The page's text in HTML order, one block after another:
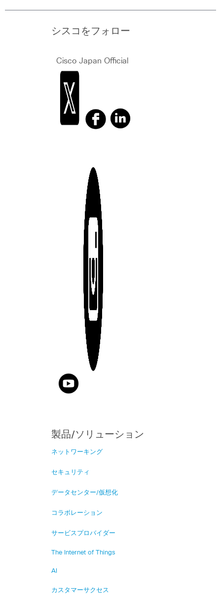
シスコをフォロー
Cisco Japan Official
製品/ソリューション
ネットワーキング
セキュリティ
データセンター/仮想化
コラボレーション
サービスプロバイダー
The Internet of Things
AI
カスタマーサクセス